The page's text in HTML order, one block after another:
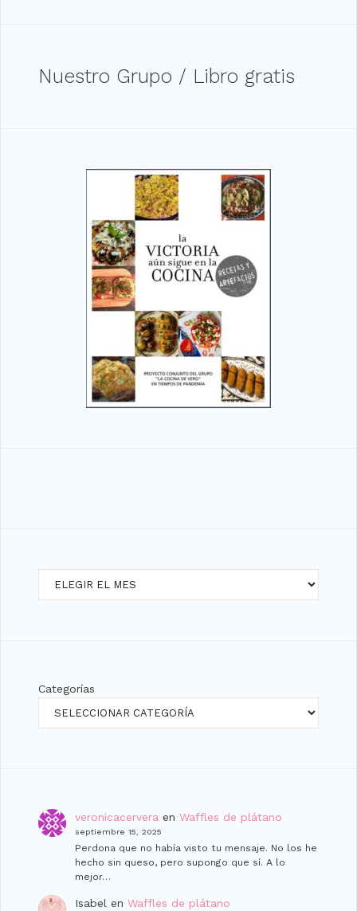
Nuestro Grupo / Libro gratis
Categorías
veronicacervera en Waffles de plátano
septiembre 15, 2025
Perdona que no había visto tu mensaje. No los he
hecho sin queso, pero supongo que sí. A lo
mejor…
Isabel en Waffles de plátano